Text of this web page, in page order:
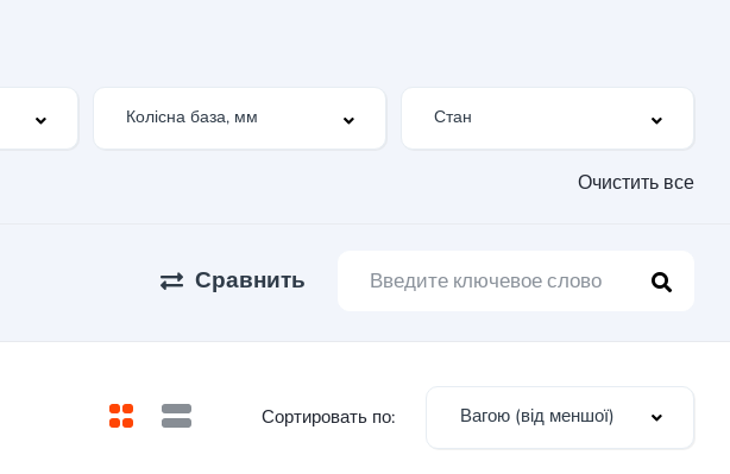
Очистить все
Сравнить
Сортировать по: Вагою (від меншої)